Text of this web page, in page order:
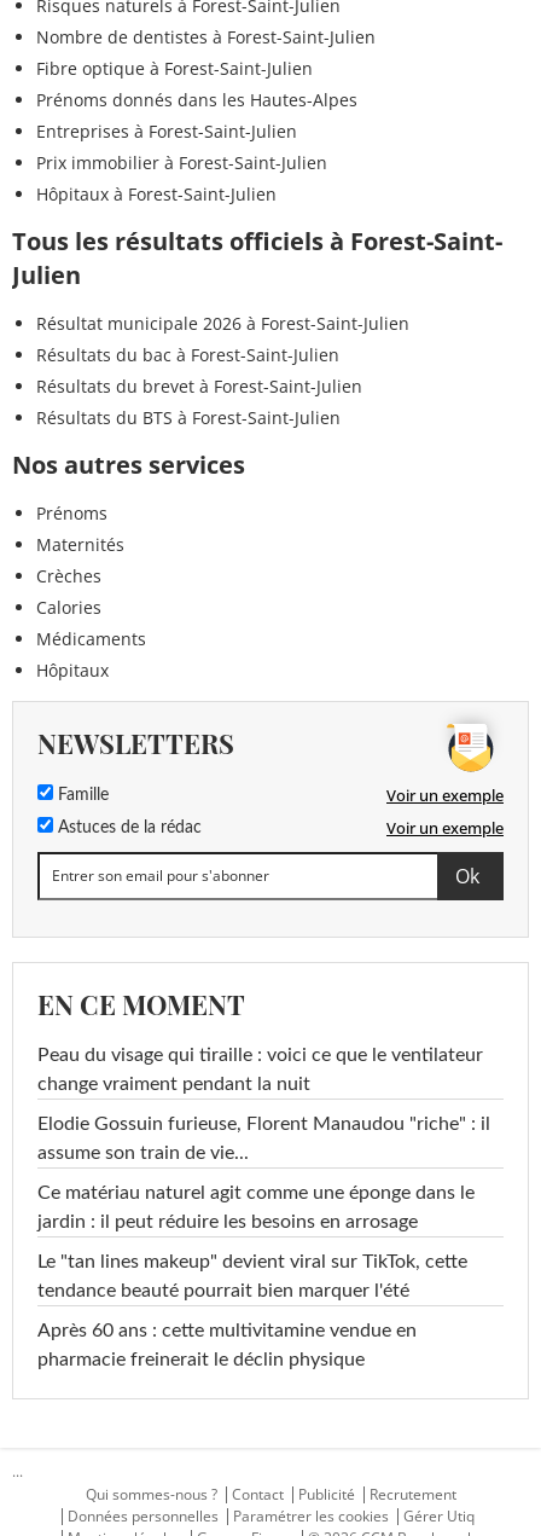
Risques naturels à Forest-Saint-Julien
Nombre de dentistes à Forest-Saint-Julien
Fibre optique à Forest-Saint-Julien
Prénoms donnés dans les Hautes-Alpes
Entreprises à Forest-Saint-Julien
Prix immobilier à Forest-Saint-Julien
Hôpitaux à Forest-Saint-Julien
Tous les résultats officiels à Forest-Saint-
Julien
Résultat municipale 2026 à Forest-Saint-Julien
Résultats du bac à Forest-Saint-Julien
Résultats du brevet à Forest-Saint-Julien
Résultats du BTS à Forest-Saint-Julien
Nos autres services
Prénoms
Maternités
Crèches
Calories
Médicaments
Hôpitaux
NEWSLETTERS
Famille Voir un exemple
Astuces de la rédac Voir un exemple
EN CE MOMENT
Peau du visage qui tiraille : voici ce que le ventilateur
change vraiment pendant la nuit
Elodie Gossuin furieuse, Florent Manaudou "riche" : il
assume son train de vie...
Ce matériau naturel agit comme une éponge dans le
jardin : il peut réduire les besoins en arrosage
Le "tan lines makeup" devient viral sur TikTok, cette
tendance beauté pourrait bien marquer l'été
Après 60 ans : cette multivitamine vendue en
pharmacie freinerait le déclin physique
...
Qui sommes-nous ?
Contact Publicité
Recrutement
Données personnelles
Paramétrer les cookies
Gérer Utiq